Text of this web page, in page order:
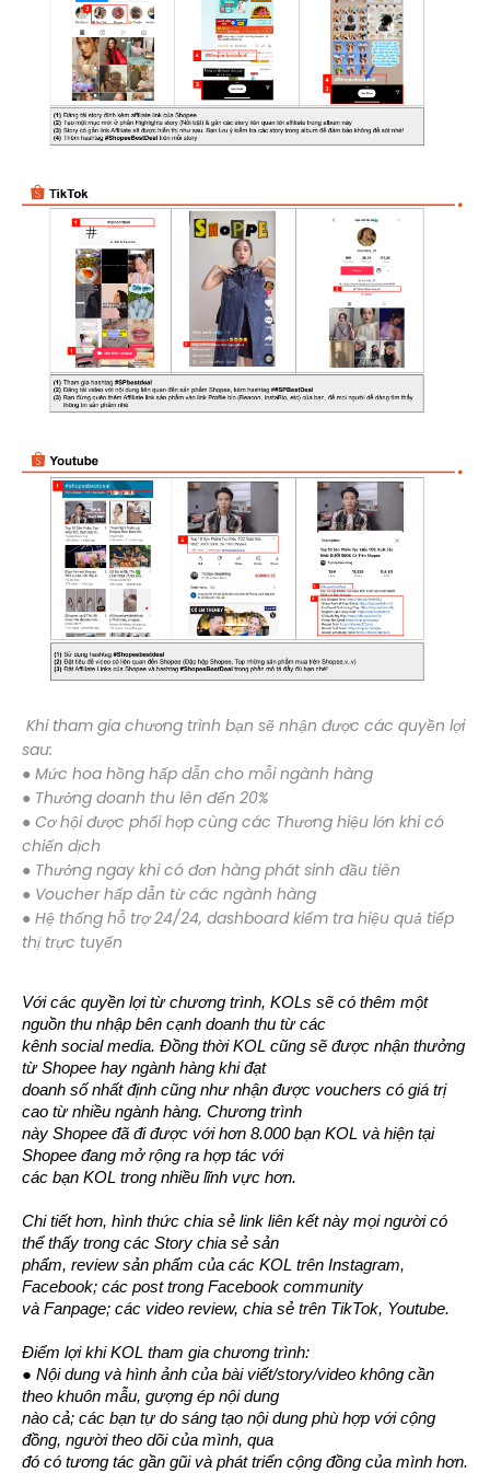
Khi tham gia chương trình bạn sẽ nhận được các quyền lợi
sau:
● Mức hoa hồng hấp dẫn cho mỗi ngành hàng
● Thưởng doanh thu lên đến 20%
● Cơ hội được phối hợp cùng các Thương hiệu lớn khi có
chiến dịch
● Thưởng ngay khi có đơn hàng phát sinh đầu tiên
● Voucher hấp dẫn từ các ngành hàng
● Hệ thống hỗ trợ 24/24, dashboard kiểm tra hiệu quả tiếp
thị trực tuyến
Với các quyền lợi từ chương trình, KOLs sẽ có thêm một
nguồn thu nhập bên cạnh doanh thu từ các
kênh social media. Đồng thời KOL cũng sẽ được nhận thưởng
từ Shopee hay ngành hàng khi đạt
doanh số nhất định cũng như nhận được vouchers có giá trị
cao từ nhiều ngành hàng. Chương trình
này Shopee đã đi được với hơn 8.000 bạn KOL và hiện tại
Shopee đang mở rộng ra hợp tác với
các bạn KOL trong nhiều lĩnh vực hơn.
Chi tiết hơn, hình thức chia sẻ link liên kết này mọi người có
thể thấy trong các Story chia sẻ sản
phẩm, review sản phẩm của các KOL trên Instagram,
Facebook; các post trong Facebook community
và Fanpage; các video review, chia sẻ trên TikTok, Youtube.
Điểm lợi khi KOL tham gia chương trình:
● Nội dung và hình ảnh của bài viết/story/video không cần
theo khuôn mẫu, gượng ép nội dung
nào cả; các bạn tự do sáng tạo nội dung phù hợp với cộng
đồng, người theo dõi của mình, qua
đó có tương tác gần gũi và phát triển cộng đồng của mình hơn.